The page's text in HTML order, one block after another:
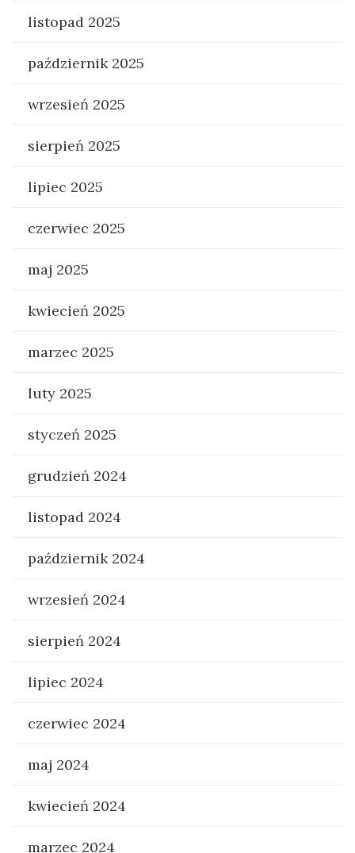
listopad 2025
październik 2025
wrzesień 2025
sierpień 2025
lipiec 2025
czerwiec 2025
maj 2025
kwiecień 2025
marzec 2025
luty 2025
styczeń 2025
grudzień 2024
listopad 2024
październik 2024
wrzesień 2024
sierpień 2024
lipiec 2024
czerwiec 2024
maj 2024
kwiecień 2024
marzec 2024